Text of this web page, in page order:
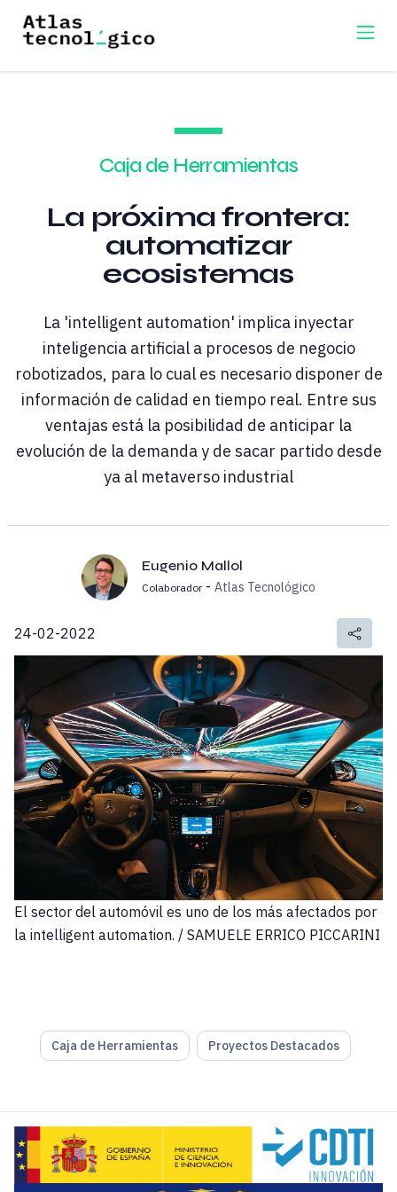
Caja de Herramientas
La próxima frontera:
automatizar
ecosistemas
La 'intelligent automation' implica inyectar
inteligencia artificial a procesos de negocio
robotizados, para lo cual es necesario disponer de
información de calidad en tiempo real. Entre sus
ventajas está la posibilidad de anticipar la
evolución de la demanda y de sacar partido desde
ya al metaverso industrial
Eugenio Mallol
Colaborador- Atlas Tecnológico
24-02-2022
El sector del automóvil es uno de los más afectados por
la intelligent automation. / SAMUELE ERRICO PICCARINI
Lee el artículo completo en ATLASTECH REVIEW
Cognizantañade a la RPA, para explicar el concepto,
Caja de Herramientas Proyectos Destacados